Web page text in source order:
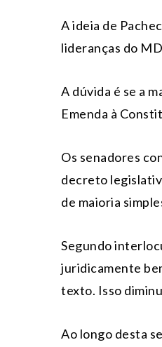
A ideia de
lideranças do
A dúvida é se a
Emenda à
Os senadores
decreto
de maioria
Segundo
juridicamente
texto. Isso
Ao longo desta